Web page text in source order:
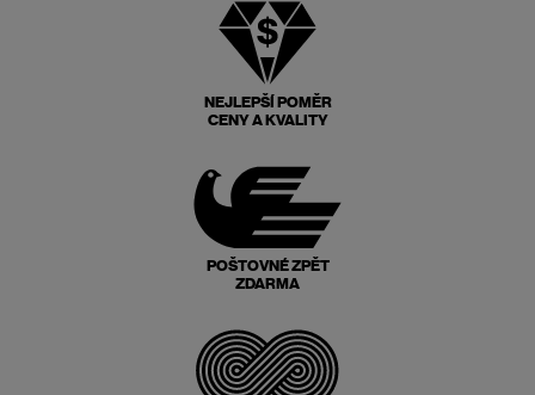
NEJLEPŠÍ POMĚR
CENY A KVALITY
POŠTOVNÉ ZPĚT
ZDARMA